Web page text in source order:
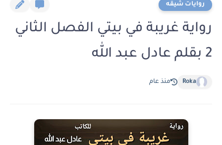
روايات شيقه
رواية غريبة في بيتي الفصل الثاني
2 بقلم عادل عبد الله
Roka منذ عام